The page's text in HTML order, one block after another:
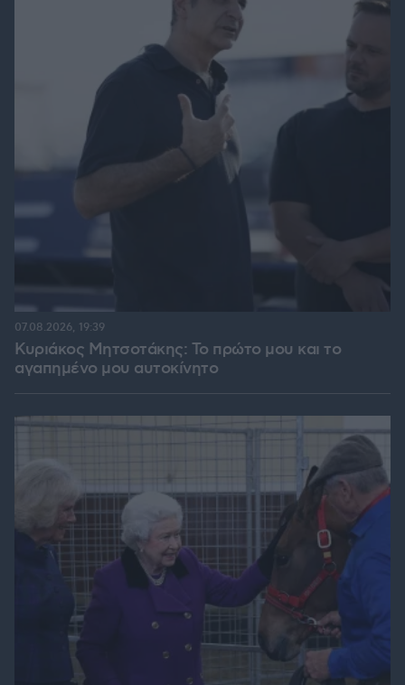
Κυριάκος Μητσοτάκης: Το πρώτο μου και το
αγαπημένο μου αυτοκίνητο
07.08.2026, 19:39